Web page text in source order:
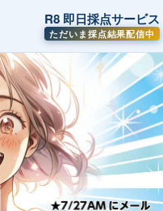
R8 即日採点サービス
ただいま採点結果配信中